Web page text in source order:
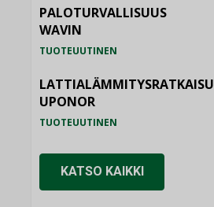
PALOTURVALLISUUS
WAVIN
TUOTEUUTINEN
LATTIALÄMMITYSRATKAISU
UPONOR
TUOTEUUTINEN
KATSO KAIKKI